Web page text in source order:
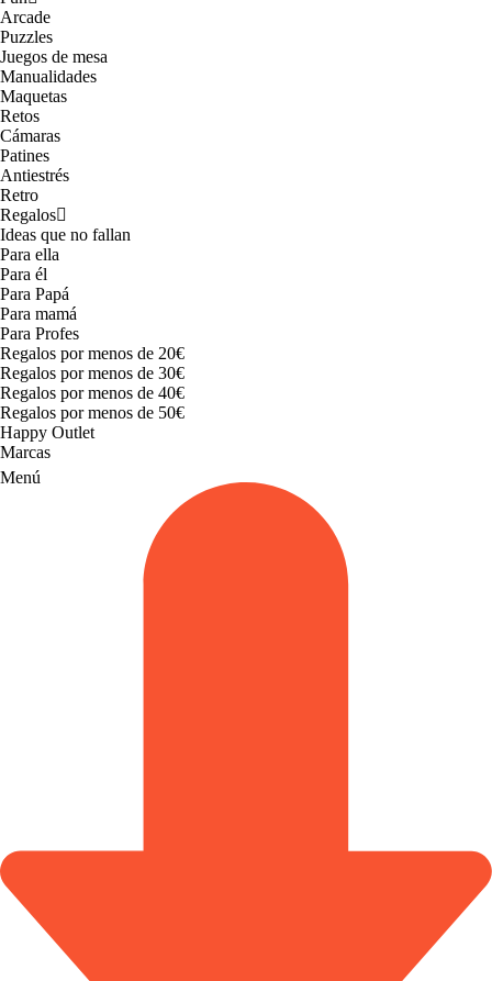
Arcade
Puzzles
Juegos de mesa
Manualidades
Maquetas
Retos
Cámaras
Patines
Antiestrés
Retro
Regalos
Ideas que no fallan
Para ella
Para él
Para Papá
Para mamá
Para Profes
Regalos por menos de 20€
Regalos por menos de 30€
Regalos por menos de 40€
Regalos por menos de 50€
Happy Outlet
Marcas